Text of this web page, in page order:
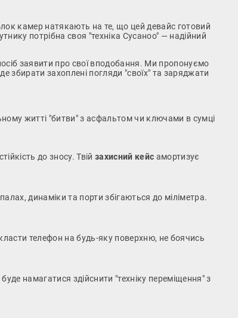
камер натякають на те, що цей девайс готовий
потрібна своя "техніка Сусаноо" — надійний
заявити про свої вподобання. Ми пропонуємо
збирати захоплені погляди "своїх" та заряджати
житті "битви" з асфальтом чи ключами в сумці
до зносу. Твійзахисний кейс амортизує
динаміки та порти збігаються до міліметра.
телефон на будь-яку поверхню, не боячись
намагатися здійснити "техніку переміщення" з